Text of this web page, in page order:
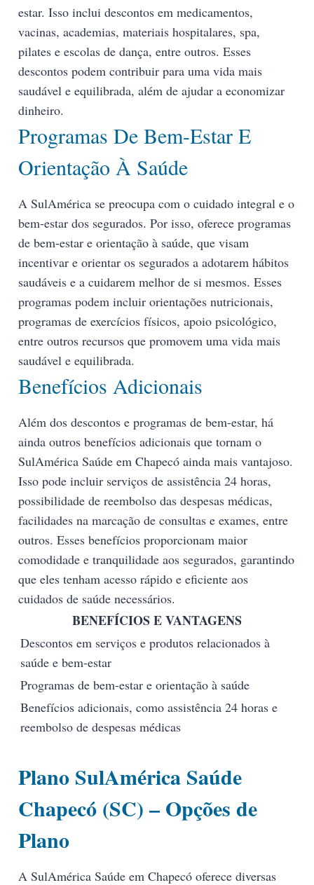
estar. Isso inclui descontos em medicamentos,
vacinas, academias, materiais hospitalares, spa,
pilates e escolas de dança, entre outros. Esses
descontos podem contribuir para uma vida mais
saudável e equilibrada, além de ajudar a economizar
dinheiro.
Programas De Bem-Estar E
Orientação À Saúde
A SulAmérica se preocupa com o cuidado integral e o
bem-estar dos segurados. Por isso, oferece programas
de bem-estar e orientação à saúde, que visam
incentivar e orientar os segurados a adotarem hábitos
saudáveis e a cuidarem melhor de si mesmos. Esses
programas podem incluir orientações nutricionais,
programas de exercícios físicos, apoio psicológico,
entre outros recursos que promovem uma vida mais
saudável e equilibrada.
Benefícios Adicionais
Além dos descontos e programas de bem-estar, há
ainda outros benefícios adicionais que tornam o
SulAmérica Saúde em Chapecó ainda mais vantajoso.
Isso pode incluir serviços de assistência 24 horas,
possibilidade de reembolso das despesas médicas,
facilidades na marcação de consultas e exames, entre
outros. Esses benefícios proporcionam maior
comodidade e tranquilidade aos segurados, garantindo
que eles tenham acesso rápido e eficiente aos
cuidados de saúde necessários.
BENEFÍCIOS E VANTAGENS
Descontos em serviços e produtos relacionados à
saúde e bem-estar
Programas de bem-estar e orientação à saúde
Benefícios adicionais, como assistência 24 horas e
reembolso de despesas médicas
Plano SulAmérica Saúde
Chapecó (SC) – Opções de
Plano
A SulAmérica Saúde em Chapecó oferece diversas